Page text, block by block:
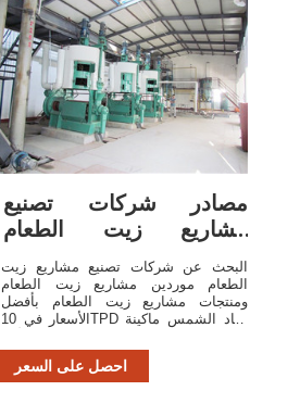
مصادر شركات تصنيع
مشاريع زيت الطعام
ومشاريع
البحث عن شركات تصنيع مشاريع زيت
الطعام موردين مشاريع زيت الطعام
ومنتجات مشاريع زيت الطعام بأفضل
الأسعار في 10TPD عباد الشمس ماكينة
معدات تكرير
احصل على السعر